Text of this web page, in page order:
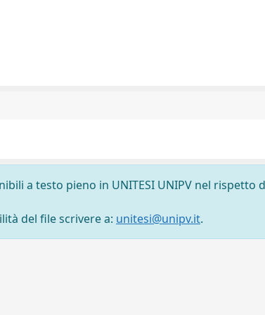
a testo pieno in UNITESI UNIPV nel rispetto
del file scrivere a: unitesi@unipv.it.